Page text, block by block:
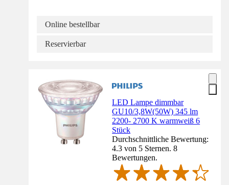
Online bestellbar
Reservierbar
LED Lampe dimmbar
GU10/3,8W(50W) 345 lm
2200- 2700 K warmweiß 6
Stück
Durchschnittliche Bewertung:
4.3 von 5 Sternen. 8
Bewertungen.